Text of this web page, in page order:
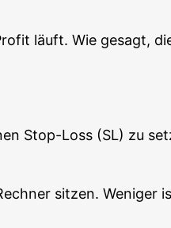
läuft. Wie gesagt,
Stop-Loss (SL) zu
sit­zen. Weni­ger